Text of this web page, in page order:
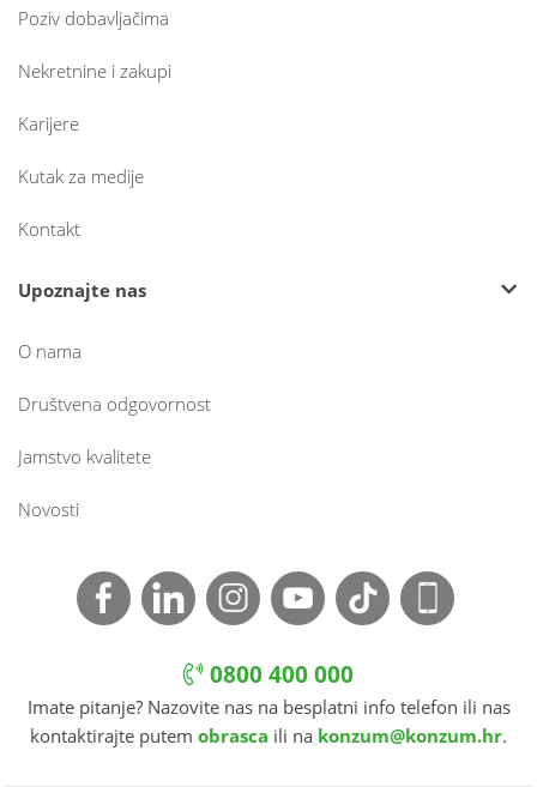
Poziv dobavljačima
Nekretnine i zakupi
Karijere
Kutak za medije
Kontakt
Upoznajte nas
O nama
Društvena odgovornost
Jamstvo kvalitete
Novosti
0800 400 000
Imate pitanje? Nazovite nas na besplatni info telefon ili nas
kontaktirajte putem obrasca ili na konzum@konzum.hr.